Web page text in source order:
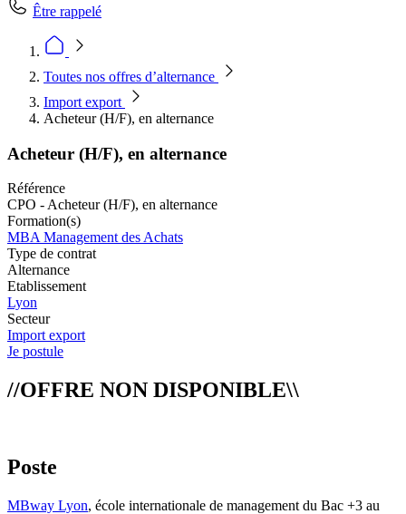
Être rappelé
Toutes nos offres d’alternance
Import export
Acheteur (H/F), en alternance
Acheteur (H/F), en alternance
Référence
CPO - Acheteur (H/F), en alternance
Formation(s)
MBA Management des Achats
Type de contrat
Alternance
Etablissement
Lyon
Secteur
Import export
Je postule
//OFFRE NON DISPONIBLE\\
Poste
MBway Lyon, école internationale de management du Bac +3 au